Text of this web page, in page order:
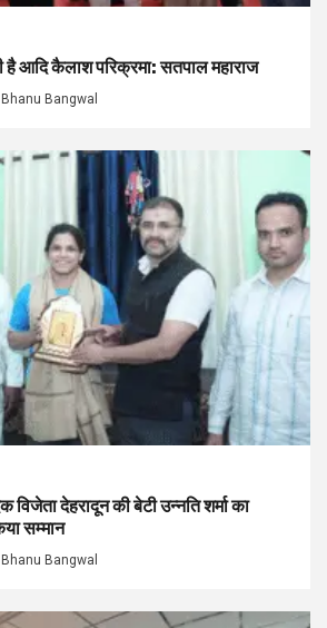
है आदि कैलाश परिक्रमा: सतपाल महाराज
Bhanu Bangwal
देहरादून की बेटी उन्नति शर्मा का
सम्मान
Bhanu Bangwal